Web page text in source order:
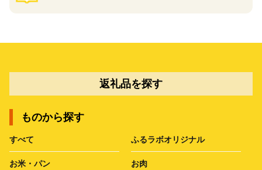
返礼品を探す
ものから探す
すべて ふるラボオリジナル
お米・パン お肉